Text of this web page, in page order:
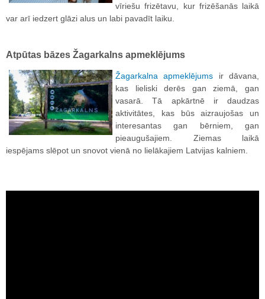
vīriešu frizētavu, kur frizēšanās laikā
var arī iedzert glāzi alus un labi pavadīt laiku.
Atpūtas bāzes Žagarkalns apmeklējums
Žagarkalna apmeklējums ir dāvana,
kas lieliski derēs gan ziemā, gan
vasarā. Tā apkārtnē ir daudzas
aktivitātes, kas būs aizraujošas un
interesantas gan bērniem, gan
pieaugušajiem. Ziemas laikā
iespējams slēpot un snovot vienā no lielākajiem Latvijas kalniem.